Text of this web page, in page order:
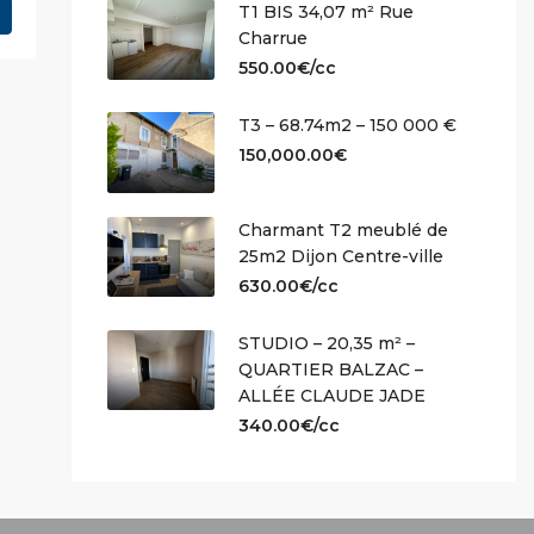
T1 BIS 34,07 m² Rue
Charrue
550.00€/cc
T3 – 68.74m2 – 150 000 €
150,000.00€
Charmant T2 meublé de
25m2 Dijon Centre-ville
630.00€/cc
STUDIO – 20,35 m² –
QUARTIER BALZAC –
ALLÉE CLAUDE JADE
340.00€/cc